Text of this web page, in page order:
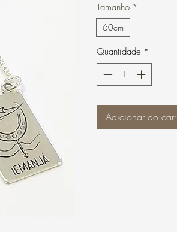
Tamanho *
60cm
Quantidade *
Adicionar ao